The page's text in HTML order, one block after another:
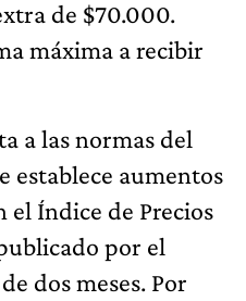
de $70.000.
máxima a recibir
a las normas del
establece aumentos
el Índice de Precios
por el
dos meses. Por